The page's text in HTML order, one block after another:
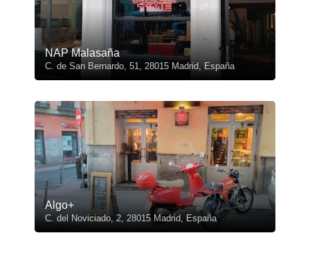
NAP Malasaña
C. de San Bernardo, 51, 28015 Madrid, España
Algo+
C. del Noviciado, 2, 28015 Madrid, España